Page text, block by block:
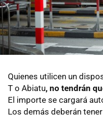
Quienes utilicen un
T o Abiatu, no tendrán
El importe se cargará
Los demás deberán